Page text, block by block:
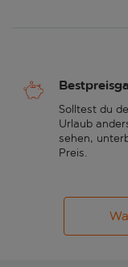
Solltest du
Urlaub
sehen,
Preis.